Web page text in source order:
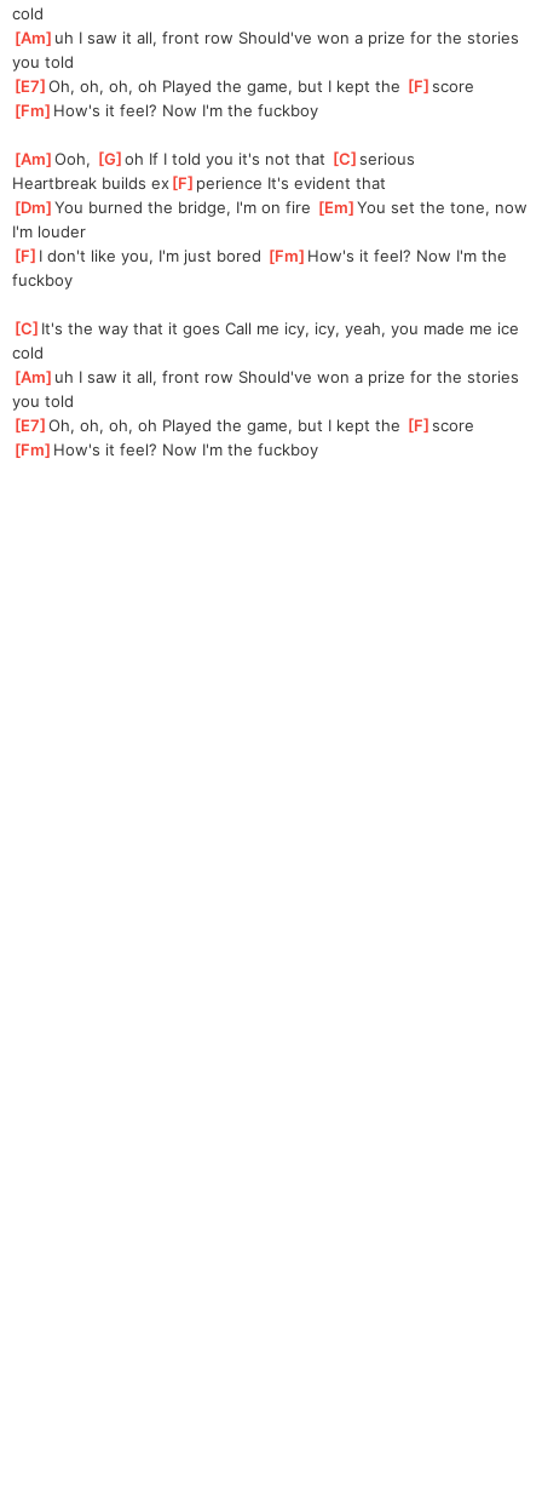
cold
[Am ]uh I saw it all, front row Should've won a prize for the stories
you told
[E7 ]
Oh, oh, oh, oh Played the game, but I kept the [F ]
score
[Fm ]How's it feel? Now I'm the fuckboy
[Am ]
Ooh, [G ]
oh If I told you it's not that [C ]
serious
Heartbreak builds ex[F ]perience It's evident that
[Dm ]
You burned the bridge, I'm on fire [Em ]
You set the tone, now
I'm louder
[F ]I don't like you, I'm just bored [Fm ]How's it feel? Now I'm the
fuckboy
[C ]It's the way that it goes Call me icy, icy, yeah, you made me ice
cold
[Am ]uh I saw it all, front row Should've won a prize for the stories
you told
[E7 ]
Oh, oh, oh, oh Played the game, but I kept the [F ]
score
[Fm ]How's it feel? Now I'm the fuckboy